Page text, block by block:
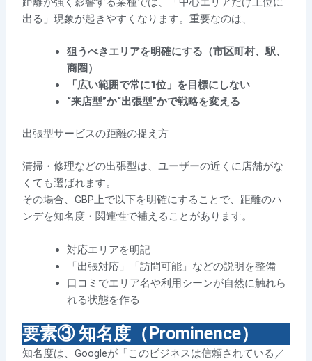
出る」現象が起きやすくなります。重要なのは、
狙うべきエリアを明確にする（市区町村、駅、
商圏）
「広い範囲で常に1位」を目標にしない
“来店型”か“出張型”かで戦略を変える
出張型サービスの距離の捉え方
清掃・修理などの出張型は、ユーザーの近くに店舗がな
くても選ばれます。
その場合、GBP上で以下を明確にすることで、距離のハ
ンデを知名度・関連性で補えることがあります。
対応エリアを明記
「出張対応」「訪問可能」などの説明を整備
口コミでエリア名や利用シーンが自然に触れら
れる状態を作る
要素③ 知名度（Prominence）
知名度は、Googleが「このビジネスは信頼されている／